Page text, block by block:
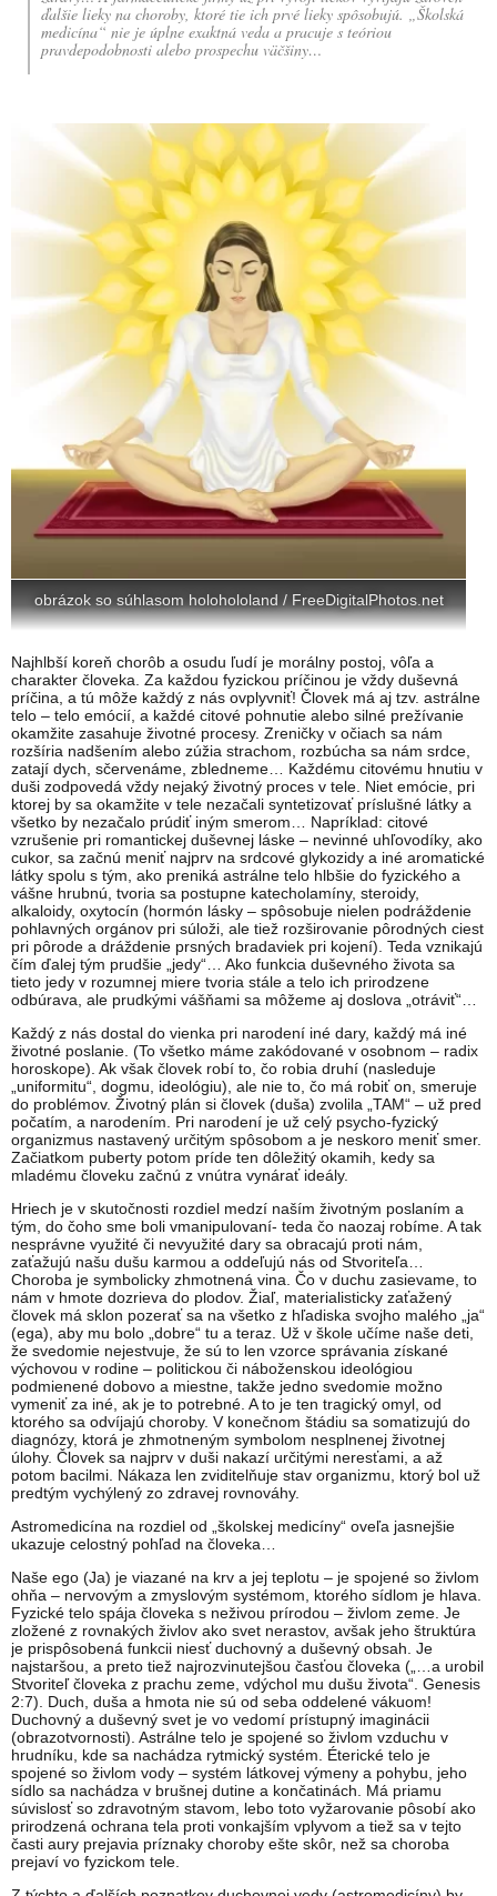
ďalšie lieky na choroby, ktoré tie ich prvé lieky spôsobujú. „Školská
medicína“ nie je úplne exaktná veda a pracuje s teóriou
pravdepodobnosti alebo prospechu väčšiny…
obrázok so súhlasom holohololand / FreeDigitalPhotos.net
Najhlbší koreň chorôb a osudu ľudí je morálny postoj, vôľa a
charakter človeka. Za každou fyzickou príčinou je vždy duševná
príčina, a tú môže každý z nás ovplyvniť! Človek má aj tzv. astrálne
telo – telo emócií, a každé citové pohnutie alebo silné prežívanie
okamžite zasahuje životné procesy. Zreničky v očiach sa nám
rozšíria nadšením alebo zúžia strachom, rozbúcha sa nám srdce,
zatají dych, sčervenáme, zbledneme… Každému citovému hnutiu v
duši zodpovedá vždy nejaký životný proces v tele. Niet emócie, pri
ktorej by sa okamžite v tele nezačali syntetizovať príslušné látky a
všetko by nezačalo prúdiť iným smerom… Napríklad: citové
vzrušenie pri romantickej duševnej láske – nevinné uhľovodíky, ako
cukor, sa začnú meniť najprv na srdcové glykozidy a iné aromatické
látky spolu s tým, ako preniká astrálne telo hlbšie do fyzického a
vášne hrubnú, tvoria sa postupne katecholamíny, steroidy,
alkaloidy, oxytocín (hormón lásky – spôsobuje nielen podráždenie
pohlavných orgánov pri súloži, ale tiež rozširovanie pôrodných ciest
pri pôrode a dráždenie prsných bradaviek pri kojení). Teda vznikajú
čím ďalej tým prudšie „jedy“… Ako funkcia duševného života sa
tieto jedy v rozumnej miere tvoria stále a telo ich prirodzene
odbúrava, ale prudkými vášňami sa môžeme aj doslova „otráviť“…
Každý z nás dostal do vienka pri narodení iné dary, každý má iné
životné poslanie. (To všetko máme zakódované v osobnom – radix
horoskope). Ak však človek robí to, čo robia druhí (nasleduje
„uniformitu“, dogmu, ideológiu), ale nie to, čo má robiť on, smeruje
do problémov. Životný plán si človek (duša) zvolila „TAM“ – už pred
počatím, a narodením. Pri narodení je už celý psycho-fyzický
organizmus nastavený určitým spôsobom a je neskoro meniť smer.
Začiatkom puberty potom príde ten dôležitý okamih, kedy sa
mladému človeku začnú z vnútra vynárať ideály.
Hriech je v skutočnosti rozdiel medzí naším životným poslaním a
tým, do čoho sme boli vmanipulovaní- teda čo naozaj robíme. A tak
nesprávne využité či nevyužité dary sa obracajú proti nám,
zaťažujú našu dušu karmou a oddeľujú nás od Stvoriteľa…
Choroba je symbolicky zhmotnená vina. Čo v duchu zasievame, to
nám v hmote dozrieva do plodov. Žiaľ, materialisticky zaťažený
človek má sklon pozerať sa na všetko z hľadiska svojho malého „ja“
(ega), aby mu bolo „dobre“ tu a teraz. Už v škole učíme naše deti,
že svedomie nejestvuje, že sú to len vzorce správania získané
výchovou v rodine – politickou či náboženskou ideológiou
podmienené dobovo a miestne, takže jedno svedomie možno
vymeniť za iné, ak je to potrebné. A to je ten tragický omyl, od
ktorého sa odvíjajú choroby. V konečnom štádiu sa somatizujú do
diagnózy, ktorá je zhmotneným symbolom nesplnenej životnej
úlohy. Človek sa najprv v duši nakazí určitými neresťami, a až
potom bacilmi. Nákaza len zviditelňuje stav organizmu, ktorý bol už
predtým vychýlený zo zdravej rovnováhy.
Astromedicína na rozdiel od „školskej medicíny“ oveľa jasnejšie
ukazuje celostný pohľad na človeka…
Naše ego (Ja) je viazané na krv a jej teplotu – je spojené so živlom
ohňa – nervovým a zmyslovým systémom, ktorého sídlom je hlava.
Fyzické telo spája človeka s neživou prírodou – živlom zeme. Je
zložené z rovnakých živlov ako svet nerastov, avšak jeho štruktúra
je prispôsobená funkcii niesť duchovný a duševný obsah. Je
najstaršou, a preto tiež najrozvinutejšou časťou človeka („…a urobil
Stvoriteľ človeka z prachu zeme, vdýchol mu dušu života“. Genesis
2:7). Duch, duša a hmota nie sú od seba oddelené vákuom!
Duchovný a duševný svet je vo vedomí prístupný imaginácii
(obrazotvornosti). Astrálne telo je spojené so živlom vzduchu v
hrudníku, kde sa nachádza rytmický systém. Éterické telo je
spojené so živlom vody – systém látkovej výmeny a pohybu, jeho
sídlo sa nachádza v brušnej dutine a končatinách. Má priamu
súvislosť so zdravotným stavom, lebo toto vyžarovanie pôsobí ako
prirodzená ochrana tela proti vonkajším vplyvom a tiež sa v tejto
časti aury prejavia príznaky choroby ešte skôr, než sa choroba
prejaví vo fyzickom tele.